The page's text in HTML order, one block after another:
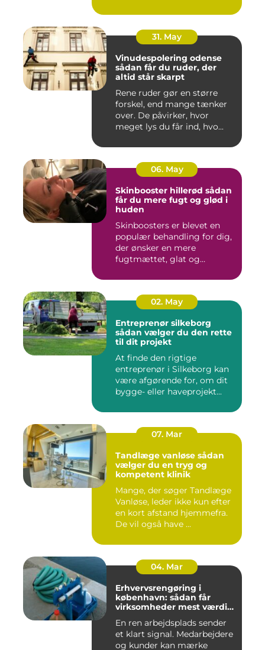
31. May
Vinudespolering odense
sådan får du ruder, der
altid står skarpt
Rene ruder gør en større
forskel, end mange tænker
over. De påvirker, hvor
meget lys du får ind, hvo...
06. May
Skinbooster hillerød sådan
får du mere fugt og glød i
huden
Skinboosters er blevet en
populær behandling for dig,
der ønsker en mere
fugtmættet, glat og
02. May
Entreprenør silkeborg
sådan vælger du den rette
til dit projekt
At finde den rigtige
entreprenør i Silkeborg kan
være afgørende for, om dit
bygge- eller haveprojekt...
07. Mar
Tandlæge vanløse sådan
vælger du en tryg og
kompetent klinik
Mange, der søger Tandlæge
Vanløse, leder ikke kun efter
en kort afstand hjemmefra.
De vil også have ...
04. Mar
Erhvervsrengøring i
københavn: sådan får
virksomheder mest værdi
En ren arbejdsplads sender
et klart signal. Medarbejdere
og kunder kan mærke